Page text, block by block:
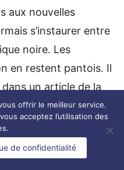
aux nouvelles
s’instaurer entre
noire. Les
en restent pantois. Il
un article de la
Sous le titre
‘; Senghor fait part
sommes rassasiés de
nausée – de
offrir le meilleur service.
acceptez l’utilisation des
de confidentialité